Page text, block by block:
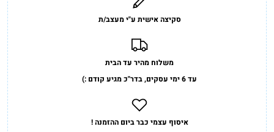
סקיצה אישית ע"י מעצב/ת
משלוח מהיר עד הבית
עד 6 ימי עסקים, בדר"כ מגיע קודם :)
איסוף עצמי כבר ביום ההזמנה !